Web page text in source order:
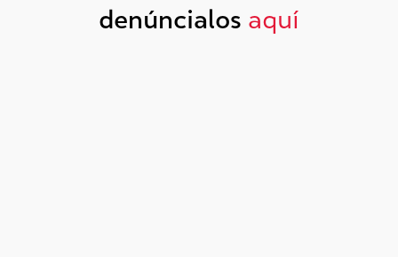
denúncialos aquí